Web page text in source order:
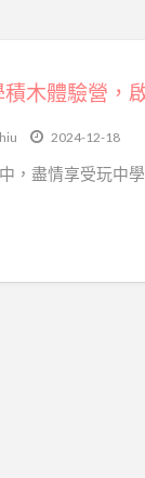
2024-12-18
，盡情享受玩中